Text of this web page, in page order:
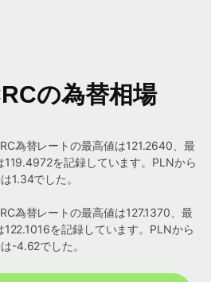
の為替相場
為替レートの最高値は121.2640、最
を記録しています。PLNから
1.34でした。
為替レートの最高値は127.1370、最
を記録しています。PLNから
-4.62でした。